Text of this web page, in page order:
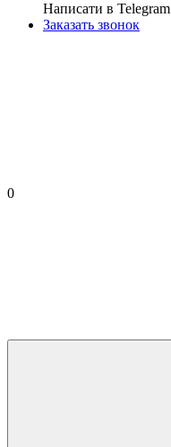
Написати в Telegram
Заказать звонок
0